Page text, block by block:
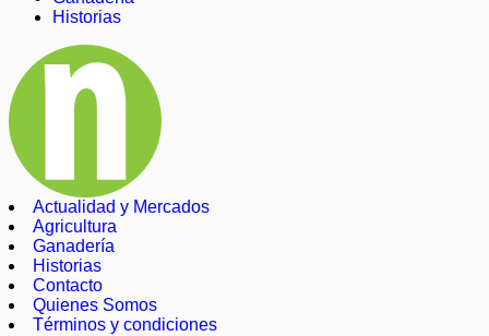
Historias
Actualidad y Mercados
Agricultura
Ganadería
Historias
Contacto
Quienes Somos
Términos y condiciones